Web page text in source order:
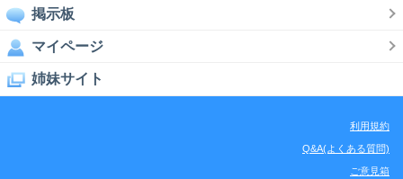
掲示板
マイページ
姉妹サイト
利用規約
Q&A(よくある質問)
ご意見箱